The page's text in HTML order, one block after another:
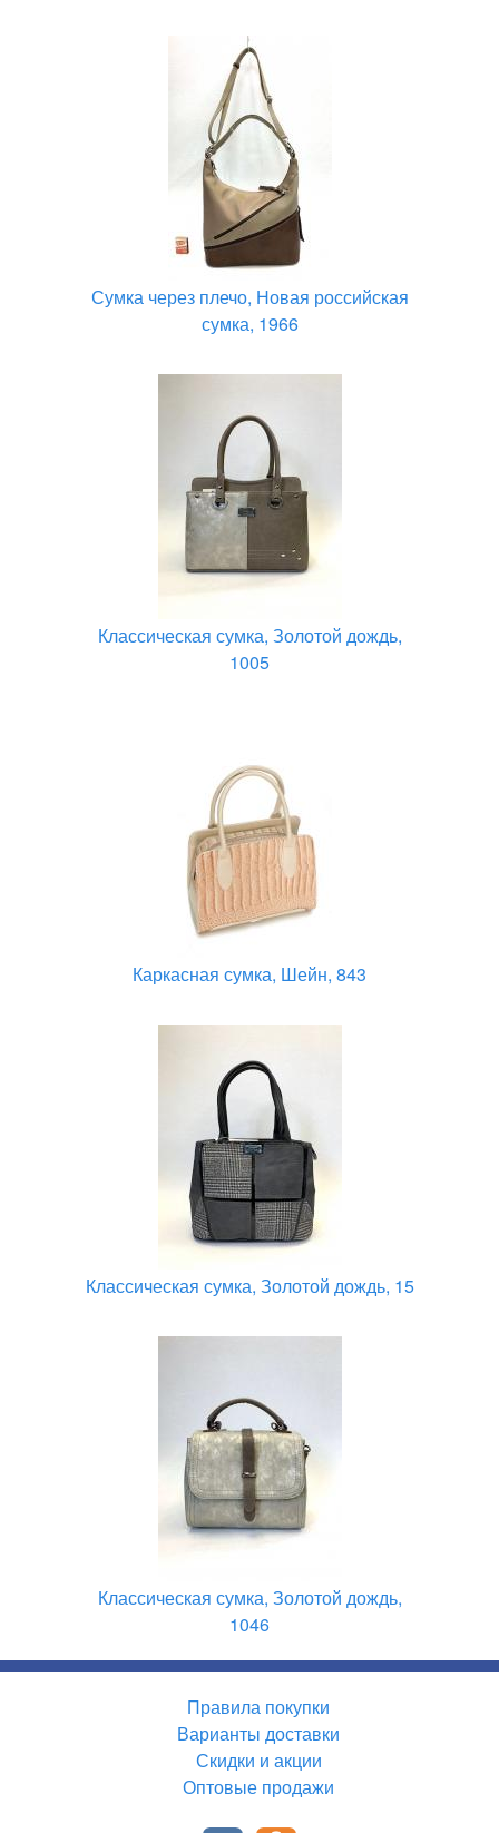
Сумка через плечо, Новая российская
сумка, 1966
Классическая сумка, Золотой дождь,
1005
Каркасная сумка, Шейн, 843
Классическая сумка, Золотой дождь, 15
Классическая сумка, Золотой дождь,
1046
Правила покупки
Варианты доставки
Скидки и акции
Оптовые продажи